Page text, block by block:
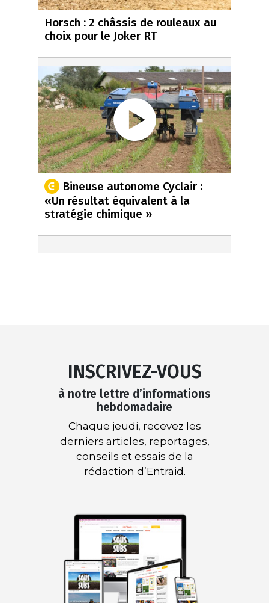
Horsch : 2 châssis de rouleaux au
choix pour le Joker RT
Bineuse autonome Cyclair :
«Un résultat équivalent à la
stratégie chimique »
INSCRIVEZ-VOUS
à notre lettre d’informations
hebdomadaire
Chaque jeudi, recevez les
derniers articles, reportages,
conseils et essais de la
rédaction d’Entraid.